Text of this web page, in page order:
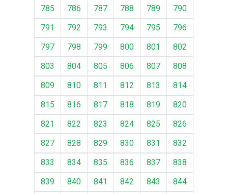
785 786 787 788 789
790
791
792 793 794 795
796
797
798 799 800 801
802
803
804 805 806 807
808
809
810 811 812 813
814
815
816 817 818 819
820
821
822 823 824 825
826
827
828 829 830 831
832
833
834 835 836 837
838
839
840 841 842 843
844